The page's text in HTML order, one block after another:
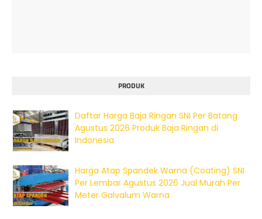
PRODUK
Daftar Harga Baja Ringan SNI Per Batang
Agustus 2026 Produk Baja Ringan di
Indonesia
Harga Atap Spandek Warna (Coating) SNI
Per Lembar Agustus 2026 Jual Murah Per
Meter Galvalum Warna